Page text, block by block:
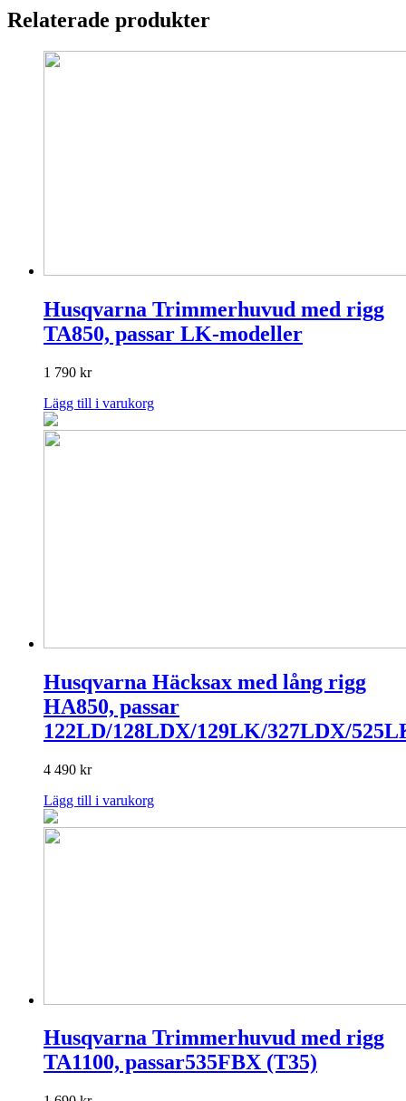
Relaterade produkter
Husqvarna Trimmerhuvud med rigg
TA850, passar LK-modeller
1 790 kr
Lägg till i varukorg
Husqvarna Häcksax med lång rigg
HA850, passar
122LD/128LDX/129LK/327LDX/
4 490 kr
Lägg till i varukorg
Husqvarna Trimmerhuvud med rigg
TA1100, passar535FBX (T35)